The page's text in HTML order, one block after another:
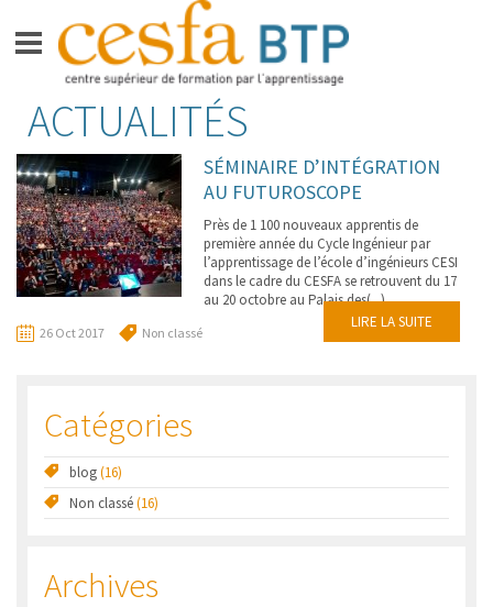
contenu
CESFA BTP
FORMATIONS BAC +3 –
BACHELOR GRADE DE LICENCE
FORMATION BAC +5 –
INGÉNIEUR
APPRENTIS
VIE SUR LE CAMPUS
ACTUALITÉS
CONTACT
ACTUALITÉS
SÉMINAIRE D’INTÉGRATION
AU FUTUROSCOPE
Près de 1 100 nouveaux apprentis de
première année du Cycle Ingénieur par
l’apprentissage de l’école d’ingénieurs CESI
dans le cadre du CESFA se retrouvent du 17
au 20 octobre au Palais des(...)
26 Oct 2017 Non classé
LIRE LA SUITE
Catégories
blog(16)
Non classé(16)
Archives